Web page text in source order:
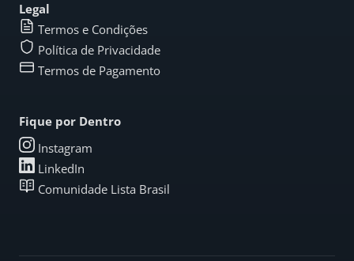
Legal
Termos e Condições
Política de Privacidade
Termos de Pagamento
Fique por Dentro
Instagram
LinkedIn
Comunidade Lista Brasil